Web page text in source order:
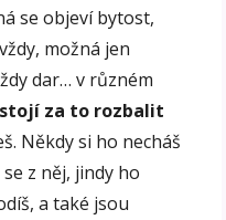
se objeví bytost,
možná jen
dar… v různém
za to rozbalit
Někdy si ho necháš
z něj, jindy ho
a také jsou